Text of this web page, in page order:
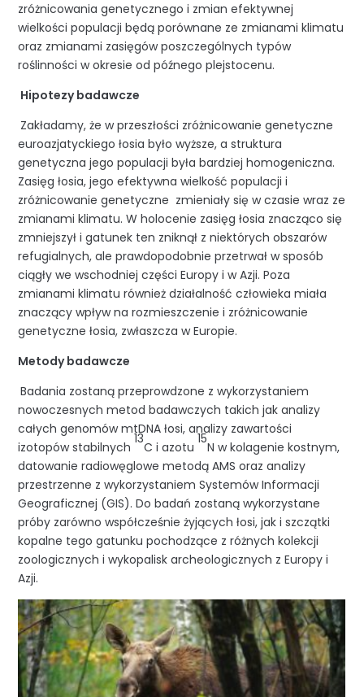
zróżnicowania genetycznego i zmian efektywnej
wielkości populacji będą porównane ze zmianami klimatu
oraz zmianami zasięgów poszczególnych typów
roślinności w okresie od późnego plejstocenu.
Hipotezy badawcze
Zakładamy, że w przeszłości zróżnicowanie genetyczne
euroazjatyckiego łosia było wyższe, a struktura
genetyczna jego populacji była bardziej homogeniczna.
Zasięg łosia, jego efektywna wielkość populacji i
zróżnicowanie genetyczne zmieniały się w czasie wraz ze
zmianami klimatu. W holocenie zasięg łosia znacząco się
zmniejszył i gatunek ten zniknął z niektórych obszarów
refugialnych, ale prawdopodobnie przetrwał w sposób
ciągły we wschodniej części Europy i w Azji. Poza
zmianami klimatu również działalność człowieka miała
znaczący wpływ na rozmieszczenie i zróżnicowanie
genetyczne łosia, zwłaszcza w Europie.
Metody badawcze
Badania zostaną przeprowdzone z wykorzystaniem
nowoczesnych metod badawczych takich jak analizy
całych genomów mtDNA łosi, analizy zawartości
izotopów stabilnych
13
C i azotu
15
N w kolagenie kostnym,
datowanie radiowęglowe metodą AMS oraz analizy
przestrzenne z wykorzystaniem Systemów Informacji
Geograficznej (GIS). Do badań zostaną wykorzystane
próby zarówno współcześnie żyjących łosi, jak i szczątki
kopalne tego gatunku pochodzące z różnych kolekcji
zoologicznych i wykopalisk archeologicznych z Europy i
Azji.